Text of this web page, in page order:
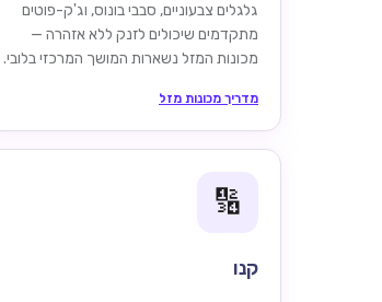
גלגלים צבעוניים, סבבי בונוס, וג'ק-פוטים
מתקדמים שיכולים לזנק ללא אזהרה —
מכונות המזל נשארות המושך המרכזי בלובי.
מדריך מכונות מזל
🔢
קנו